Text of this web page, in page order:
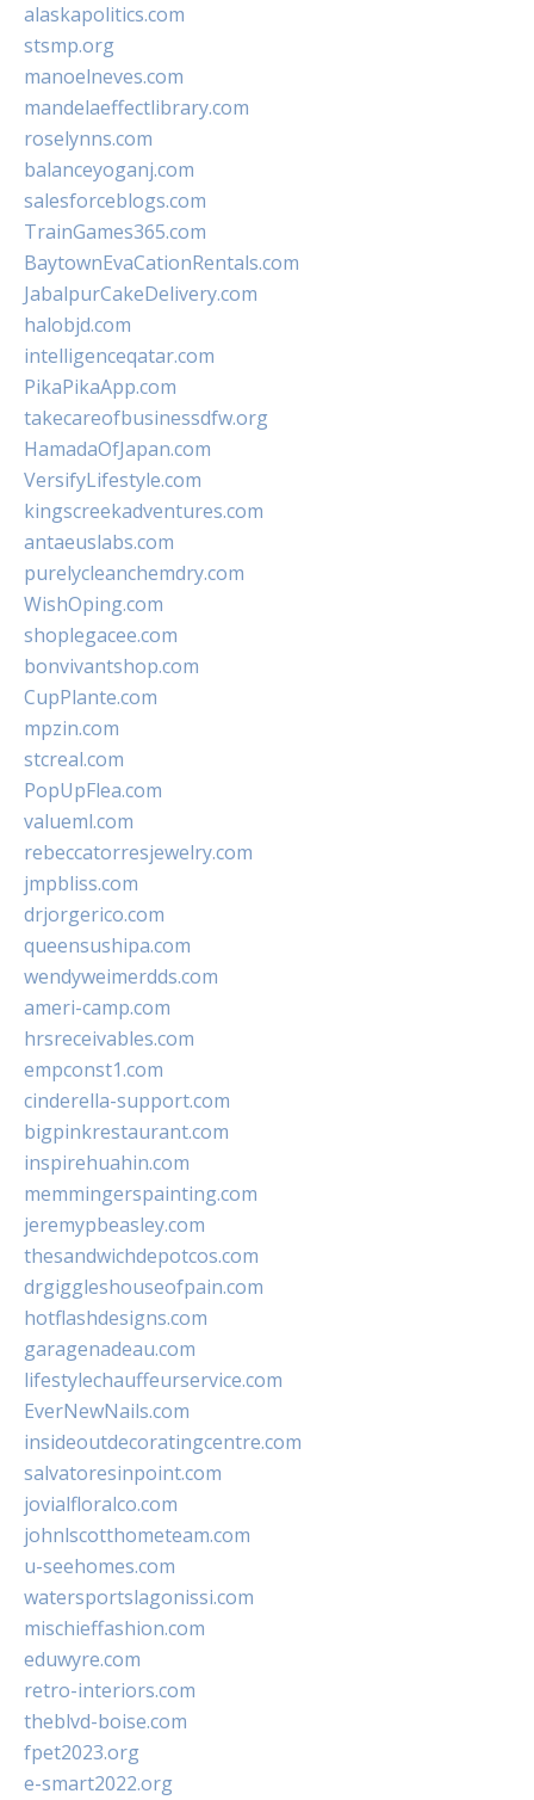
alaskapolitics.com
stsmp.org
manoelneves.com
mandelaeffectlibrary.com
roselynns.com
balanceyoganj.com
salesforceblogs.com
TrainGames365.com
BaytownEvaCationRentals.com
JabalpurCakeDelivery.com
halobjd.com
intelligenceqatar.com
PikaPikaApp.com
takecareofbusinessdfw.org
HamadaOfJapan.com
VersifyLifestyle.com
kingscreekadventures.com
antaeuslabs.com
purelycleanchemdry.com
WishOping.com
shoplegacee.com
bonvivantshop.com
CupPlante.com
mpzin.com
stcreal.com
PopUpFlea.com
valueml.com
rebeccatorresjewelry.com
jmpbliss.com
drjorgerico.com
queensushipa.com
wendyweimerdds.com
ameri-camp.com
hrsreceivables.com
empconst1.com
cinderella-support.com
bigpinkrestaurant.com
inspirehuahin.com
memmingerspainting.com
jeremypbeasley.com
thesandwichdepotcos.com
drgiggleshouseofpain.com
hotflashdesigns.com
garagenadeau.com
lifestylechauffeurservice.com
EverNewNails.com
insideoutdecoratingcentre.com
salvatoresinpoint.com
jovialfloralco.com
johnlscotthometeam.com
u-seehomes.com
watersportslagonissi.com
mischieffashion.com
eduwyre.com
retro-interiors.com
theblvd-boise.com
fpet2023.org
e-smart2022.org